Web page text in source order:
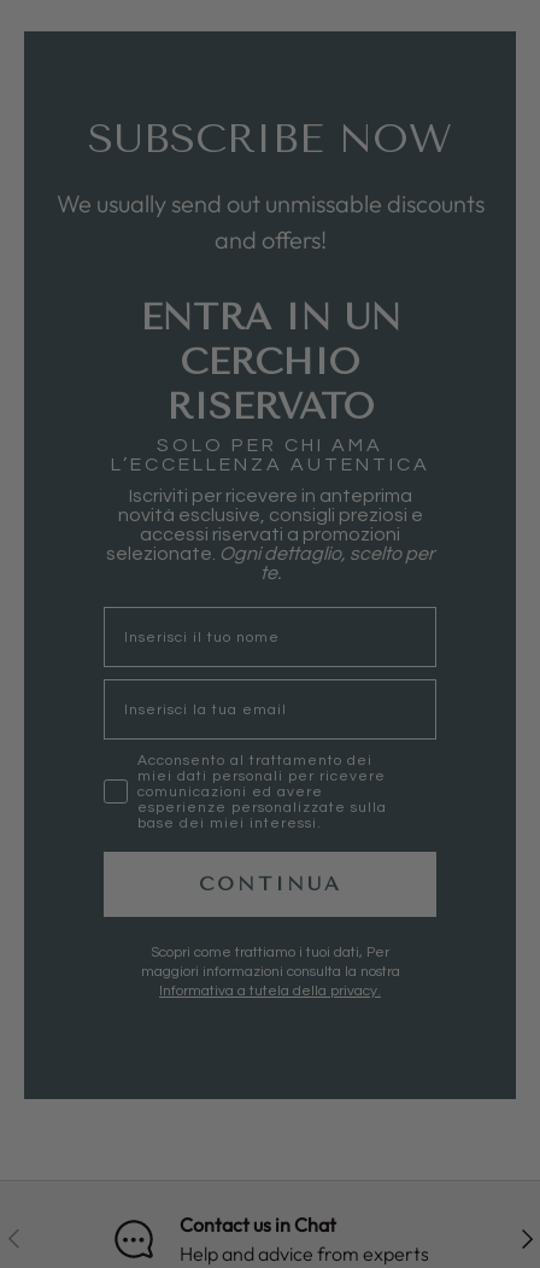
SUBSCRIBE NOW
We usually send out unmissable discounts
and offers!
ENTRA IN UN
CERCHIO
RISERVATO
SOLO PER CHI AMA
L’ECCELLENZA AUTENTICA
Iscriviti per ricevere in anteprima
novità esclusive, consigli preziosi e
accessi riservati a promozioni
selezionate. Ogni dettaglio, scelto per
te.
marketing
Acconsento al trattamento dei
miei dati personali per ricevere
comunicazioni ed avere
esperienze personalizzate sulla
base dei miei interessi.
CONTINUA
Scopri come trattiamo i tuoi dati, Per
maggiori informazioni consulta la nostra
Informativa a tutela della privacy.
PREVIOUS
Contact us in Chat
Help and advice from experts